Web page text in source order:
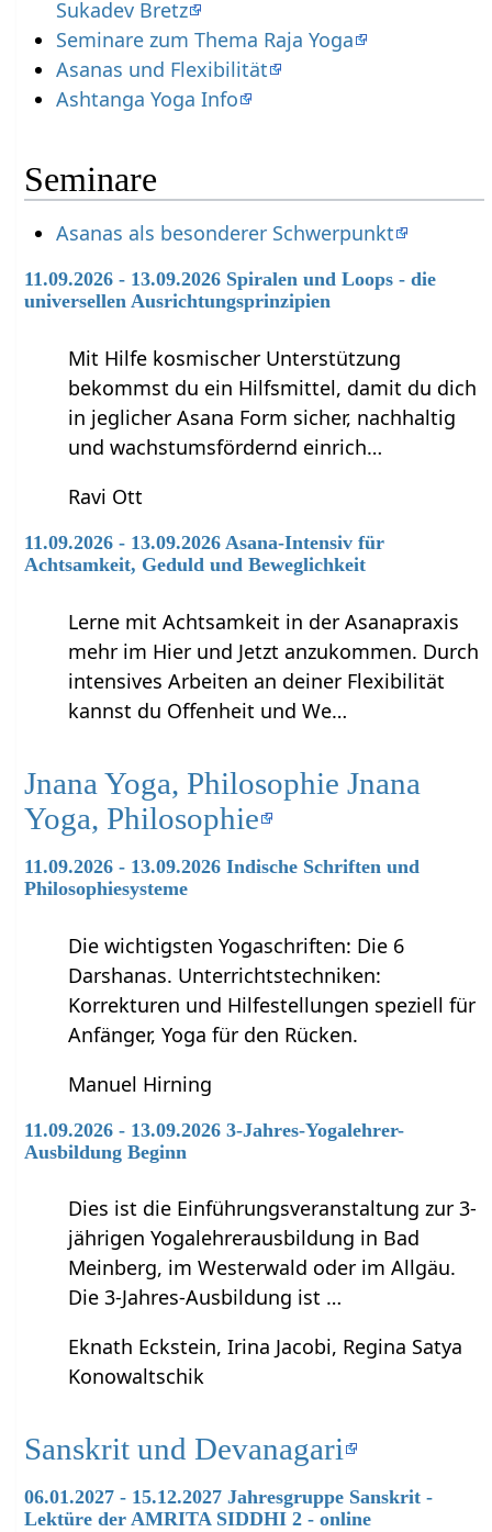
Sukadev Bretz
Seminare zum Thema Raja Yoga
Asanas und Flexibilität
Ashtanga Yoga Info
Seminare
Asanas als besonderer Schwerpunkt
11.09.2026 - 13.09.2026 Spiralen und Loops - die
universellen Ausrichtungsprinzipien
Mit Hilfe kosmischer Unterstützung
bekommst du ein Hilfsmittel, damit du dich
in jeglicher Asana Form sicher, nachhaltig
und wachstumsfördernd einrich…
Ravi Ott
11.09.2026 - 13.09.2026 Asana-Intensiv für
Achtsamkeit, Geduld und Beweglichkeit
Lerne mit Achtsamkeit in der Asanapraxis
mehr im Hier und Jetzt anzukommen. Durch
intensives Arbeiten an deiner Flexibilität
kannst du Offenheit und We…
Jnana Yoga, Philosophie Jnana
Yoga, Philosophie
11.09.2026 - 13.09.2026 Indische Schriften und
Philosophiesysteme
Die wichtigsten Yogaschriften: Die 6
Darshanas. Unterrichtstechniken:
Korrekturen und Hilfestellungen speziell für
Anfänger, Yoga für den Rücken.
Manuel Hirning
11.09.2026 - 13.09.2026 3-Jahres-Yogalehrer-
Ausbildung Beginn
Dies ist die Einführungsveranstaltung zur 3-
jährigen Yogalehrerausbildung in Bad
Meinberg, im Westerwald oder im Allgäu.
Die 3-Jahres-Ausbildung ist …
Eknath Eckstein, Irina Jacobi, Regina Satya
Konowaltschik
Sanskrit und Devanagari
06.01.2027 - 15.12.2027 Jahresgruppe Sanskrit -
Lektüre der AMRITA SIDDHI 2 - online